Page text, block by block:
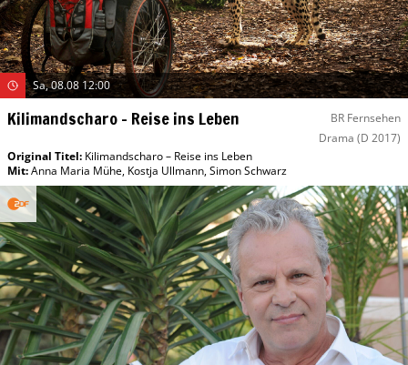
Sa, 08.08 12:00
Kilimandscharo – Reise ins Leben
BR Fernsehen
Drama (D 2017)
Original Titel: Kilimandscharo – Reise ins Leben
Mit:Anna Maria Mühe, Kostja Ullmann,Simon Schwarz